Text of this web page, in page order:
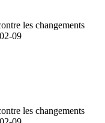
les changements
09
les changements